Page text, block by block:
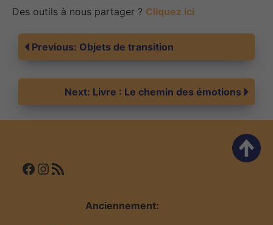
Des outils à nous partager ? Cliquez ici
Navigation
de
l’article
Previous: Objets de transition
Next: Livre : Le chemin des émotions
Facebook InstagramFlux RSS
Anciennement: